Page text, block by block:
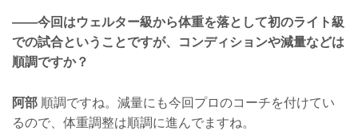
——今回はウェルター級から体重を落として初のライト級
での試合ということですが、コンディションや減量などは
順調ですか？
阿部 順調ですね。減量にも今回プロのコーチを付けてい
るので、体重調整は順調に進んでますね。